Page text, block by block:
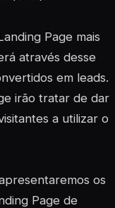
Page mais
através desse
em leads.
irão tratar de dar
a utilizar o
os
Page de